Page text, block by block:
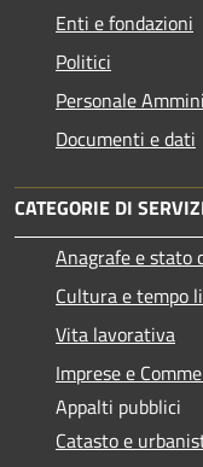
Enti e fondazioni
Politici
Personale
Documenti e dati
CATEGORIE DI
Anagrafe e stato
Cultura e tempo
Vita lavorativa
Imprese e
Appalti pubblici
Catasto e